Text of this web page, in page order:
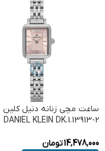
ساعت مچی زنانه دنیل کلین
DANIEL KLEIN DK.1.13913-2
14,478,000تومان